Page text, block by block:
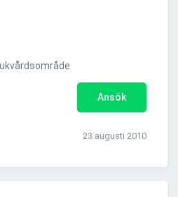
Ansök
23 augusti 2010